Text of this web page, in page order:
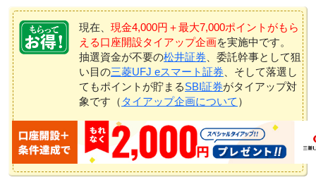
現在、 現金4,000円＋最大7,000ポイントがもら
える口座開設タイアップ企画を実施中です。
抽選資金が不要の松井証券 、委託幹事として狙
い目の三菱UFJ eスマート証券 、そして落選し
てもポイントが貯まるSBI証券がタイアップ対
象です（ タイアップ企画について ）